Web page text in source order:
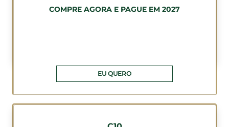
COMPRE AGORA E PAGUE EM 2027
EU QUERO